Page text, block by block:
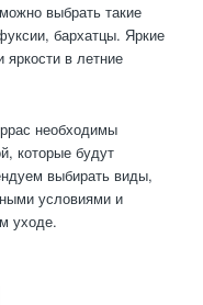
выбрать такие
бархатцы. Яркие
яркости в летние
необходимы
которые будут
выбирать виды,
условиями и
уходе.